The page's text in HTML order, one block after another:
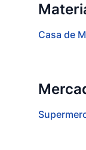
Casa de